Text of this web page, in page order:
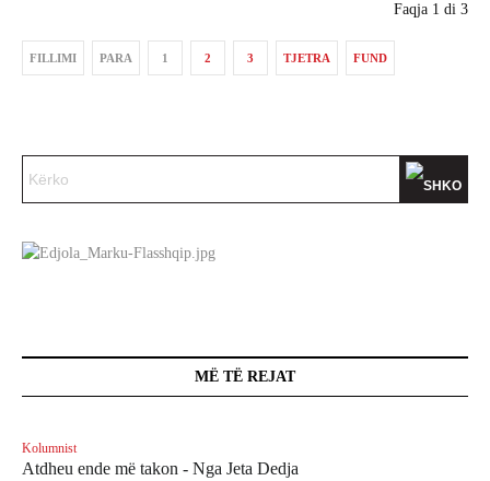
Faqja 1 di 3
FILLIMI PARA 1 2 3 TJETRA FUND
MË TË REJAT
Kolumnist
Atdheu ende më takon - Nga Jeta Dedja